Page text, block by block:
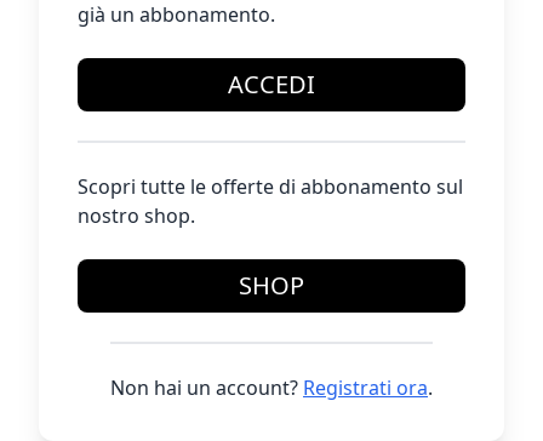
già un abbonamento.
ACCEDI
Scopri tutte le offerte di abbonamento sul
nostro shop.
SHOP
Non hai un account? Registrati ora.